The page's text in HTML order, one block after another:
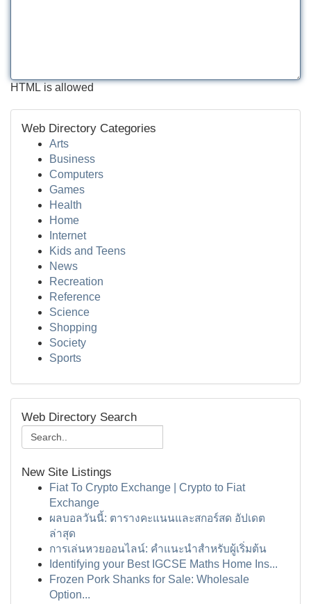
HTML is allowed
Web Directory Categories
Arts
Business
Computers
Games
Health
Home
Internet
Kids and Teens
News
Recreation
Reference
Science
Shopping
Society
Sports
Web Directory Search
New Site Listings
Fiat To Crypto Exchange | Crypto to Fiat
Exchange
ผลบอลวันนี้: ตารางคะแนนและสกอร์สด อัปเดต
ล่าสุด
การเล่นหวยออนไลน์: คำแนะนำสำหรับผู้เริ่มต้น
Identifying your Best IGCSE Maths Home Ins...
Frozen Pork Shanks for Sale: Wholesale
Option...